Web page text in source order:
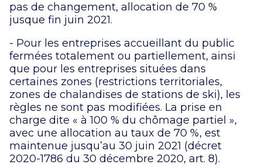
pas de changement, allocation de 70 %
jusque fin juin 2021.
- Pour les entreprises accueillant du public
fermées totalement ou partiellement, ainsi
que pour les entreprises situées dans
certaines zones (restrictions territoriales,
zones de chalandises de stations de ski), les
règles ne sont pas modifiées. La prise en
charge dite « à 100 % du chômage partiel »,
avec une allocation au taux de 70 %, est
maintenue jusqu’au 30 juin 2021 (décret
2020-1786 du 30 décembre 2020, art. 8).